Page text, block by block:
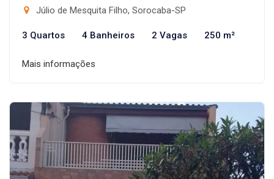
Júlio de Mesquita Filho, Sorocaba-SP
3 Quartos 4 Banheiros 2 Vagas 250 m²
Mais informações